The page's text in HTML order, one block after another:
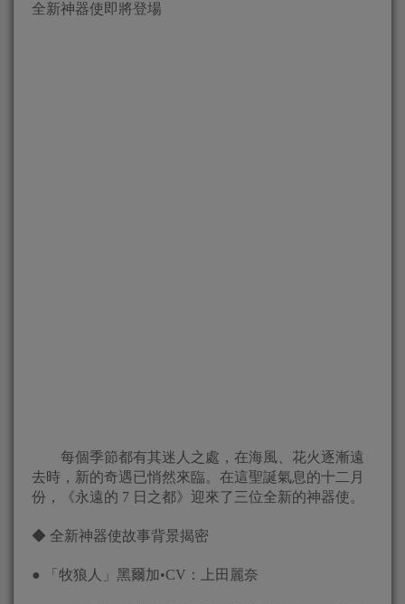
全新神器使即將登場
每個季節都有其迷人之處，在海風、花火逐漸遠
去時，新的奇遇已悄然來臨。在這聖誕氣息的十二月
份，《永遠的 7 日之都》迎來了三位全新的神器使。
◆ 全新神器使故事背景揭密
● 「牧狼人」黑爾加•CV：上田麗奈